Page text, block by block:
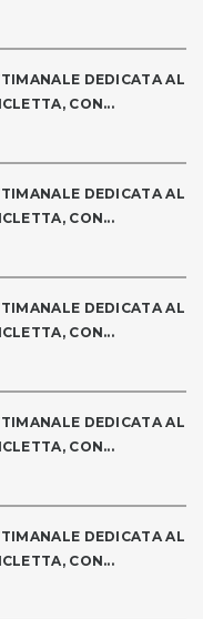
DEDICATA AL
CON...
DEDICATA AL
CON...
DEDICATA AL
CON...
DEDICATA AL
CON...
DEDICATA AL
CON...